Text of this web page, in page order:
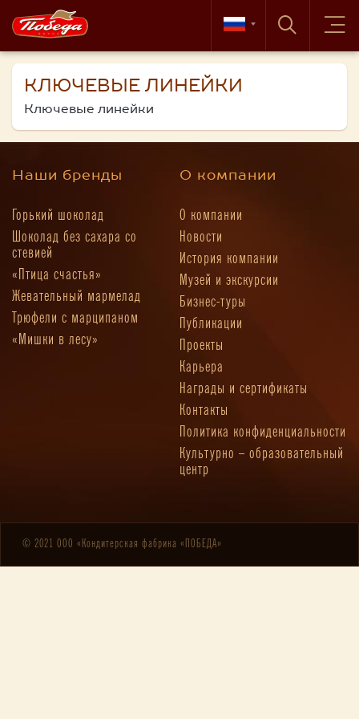
КЛЮЧЕВЫЕ ЛИНЕЙКИ
Ключевые линейки
Наши бренды
Горький шоколад
Шоколад без сахара со
стевией
«Птица счастья»
Жевательный мармелад
Трюфели с марципаном
«Мишки в лесу»
О компании
О компании
Новости
История компании
Музей и экскурсии
Бизнес-туры
Публикации
Проекты
Карьера
Награды и сертификаты
Контакты
Политика конфиденциальности
Культурно – образовательный
центр
© 2021 ООО «Кондитерская фабрика «ПОБЕДА»